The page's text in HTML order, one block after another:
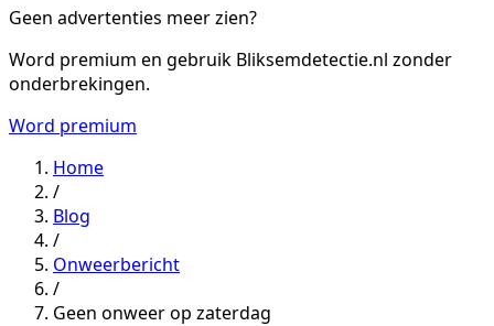
Geen advertenties meer zien?
Word premium en gebruik Bliksemdetectie.nl zonder
onderbrekingen.
Word premium
Home
/
Blog
/
Onweerbericht
/
Geen onweer op zaterdag